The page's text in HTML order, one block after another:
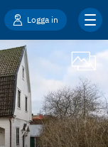
Logga in